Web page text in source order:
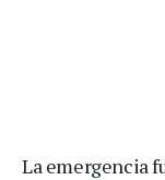
La emergencia